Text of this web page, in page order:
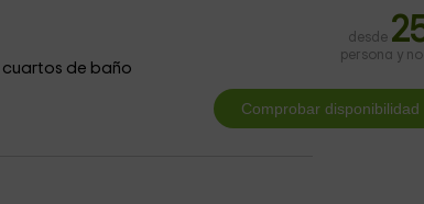
1 cuartos de baño
desde
persona y